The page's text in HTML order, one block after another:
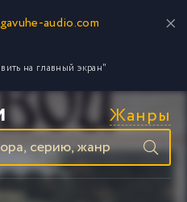
audio.com
на главный экран"
Жанры